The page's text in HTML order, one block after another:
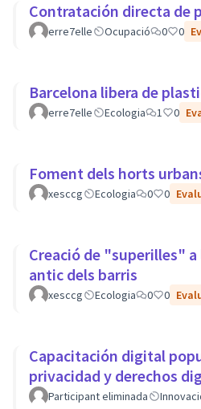
Contratación directa de
erre7elle Ocupació 0 0
Barcelona libera de
erre7elle Ecologia 1 0
Foment dels horts
xesccg Ecologia 0 0
Creació de "superilles" a
antic dels barris
xesccg Ecologia 0 0
Capacitación digital
privacidad y derechos
Participant eliminada